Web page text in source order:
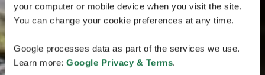
your computer or mobile device when you visit the site.
You can change your cookie preferences at any time.
Google processes data as part of the services we use.
Learn more: Google Privacy & Terms.